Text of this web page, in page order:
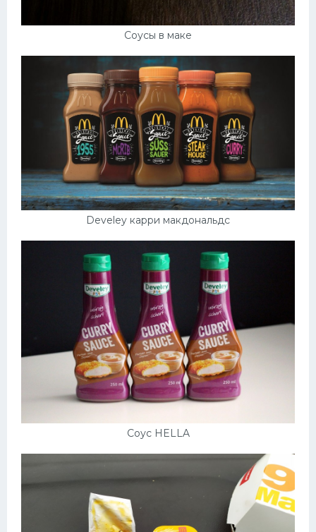
Соусы в маке
Develey карри макдональдс
Соус HELLA